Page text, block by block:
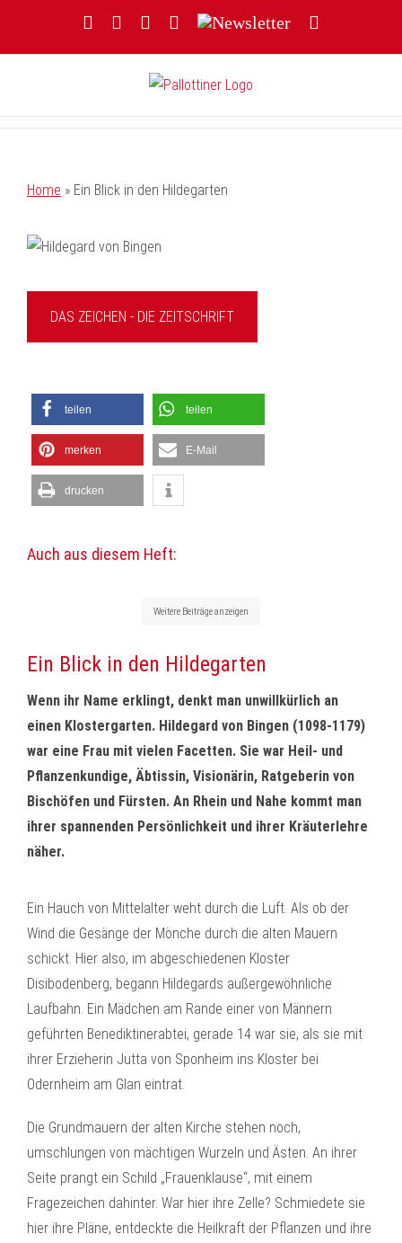
FacebookYouTubeInstagram
Threads
Newsletter
Home » Ein Blick in den Hildegarten
DAS ZEICHEN - DIE ZEITSCHRIFT
teilen teilen
merken E-Mail
drucken
Auch aus diesem Heft:
Weitere Beiträge anzeigen
Ein Blick in den Hildegarten
Wenn ihr Name erklingt, denkt man unwillkürlich an
einen Klostergarten. Hildegard von Bingen (1098-1179)
war eine Frau mit vielen Facetten. Sie war Heil- und
Pflanzenkundige, Äbtissin, Visionärin, Ratgeberin von
Bischöfen und Fürsten. An Rhein und Nahe kommt man
ihrer spannenden Persönlichkeit und ihrer Kräuterlehre
näher.
Ein Hauch von Mittelalter weht durch die Luft. Als ob der
Wind die Gesänge der Mönche durch die alten Mauern
schickt. Hier also, im abgeschiedenen Kloster
Disibodenberg, begann Hildegards außergewöhnliche
Laufbahn. Ein Mädchen am Rande einer von Männern
geführten Benediktinerabtei, gerade 14 war sie, als sie mit
ihrer Erzieherin Jutta von Sponheim ins Kloster bei
Odernheim am Glan eintrat.
Die Grundmauern der alten Kirche stehen noch,
umschlungen von mächtigen Wurzeln und Ästen. An ihrer
Seite prangt ein Schild „Frauenklause“, mit einem
Fragezeichen dahinter. War hier ihre Zelle? Schmiedete sie
hier ihre Pläne, entdeckte die Heilkraft der Pflanzen und ihre